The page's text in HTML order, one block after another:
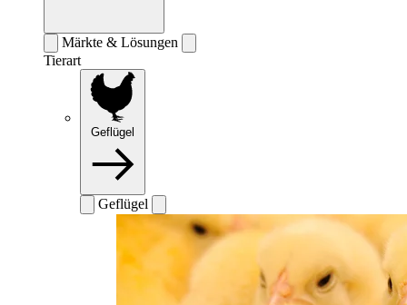
Märkte & Lösungen
Tierart
Geflügel
Geflügel